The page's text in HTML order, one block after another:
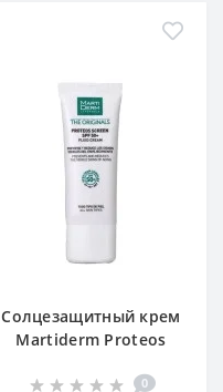
Cолцезащитный крем
Martiderm Proteos
0